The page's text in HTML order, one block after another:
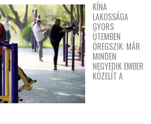
KÍNA
LAKOSSÁGA
GYORS
ÜTEMBEN
ÖREGSZIK: MÁR
MINDEN
NEGYEDIK EMBER
KÖZELÍT A